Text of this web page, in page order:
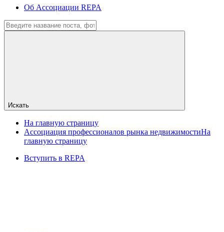
Об Ассоциации REPA
Искать
На главную страницу
Ассоциация профессионалов рынка недвижимостиНа
главную страницу
Вступить в REPA